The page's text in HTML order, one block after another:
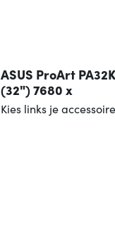
ASUS ProArt
(32") 7680 x
Kies links je